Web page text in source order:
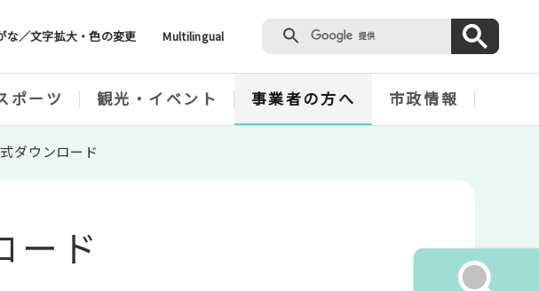
な／文字拡大・色の変更 Multilingual
ポーツ 観光・イベント 事業者の方へ 市政情報
ダウンロード
ード